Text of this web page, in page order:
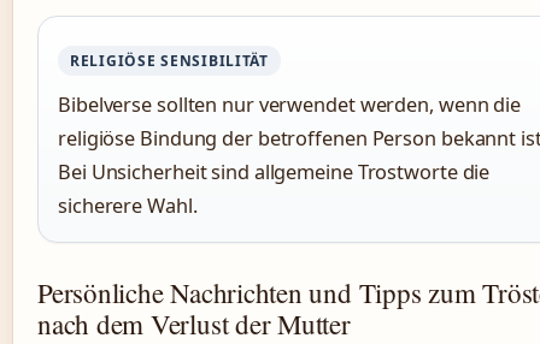
RELIGIÖSE SENSIBILITÄT
Bibelverse sollten nur verwendet werden, wenn die
religiöse Bindung der betroffenen Person bekannt
Bei Unsicherheit sind allgemeine Trostworte die
sicherere Wahl.
Persönliche Nachrichten und Tipps zum
nach dem Verlust der Mutter